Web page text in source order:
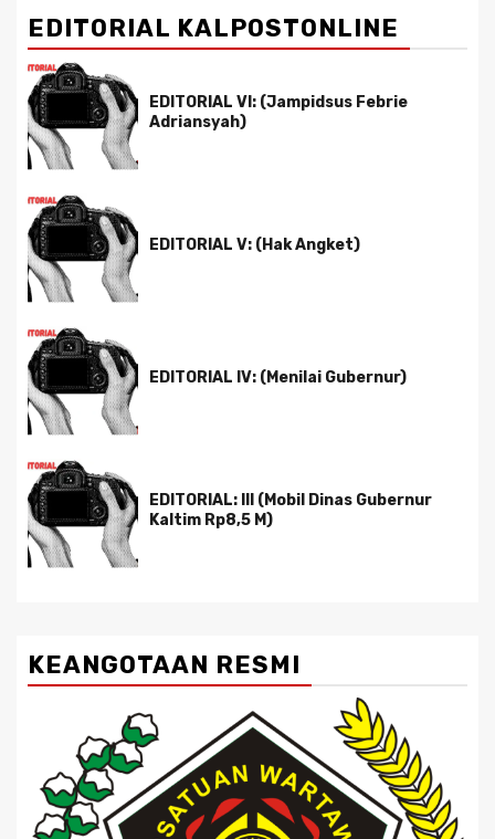
EDITORIAL KALPOSTONLINE
EDITORIAL VI: (Jampidsus Febrie
Adriansyah)
EDITORIAL V: (Hak Angket)
EDITORIAL IV: (Menilai Gubernur)
EDITORIAL: III (Mobil Dinas Gubernur
Kaltim Rp8,5 M)
KEANGOTAAN RESMI